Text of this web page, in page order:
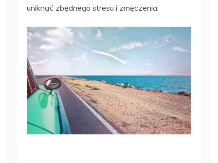
uniknąć zbędnego stresu i zmęczenia.